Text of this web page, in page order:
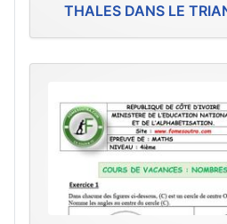
THALES DANS LE